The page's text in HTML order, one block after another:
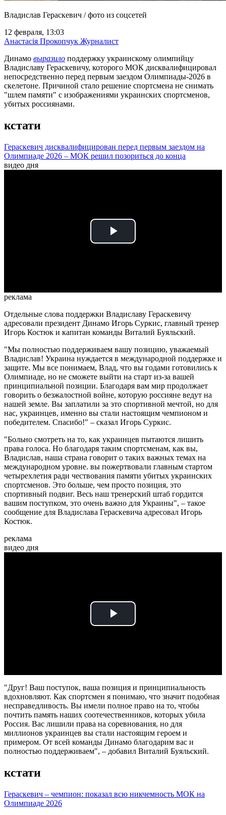
Владислав Гераскевич / фото из соцсетей
12 февраля, 13:03
Анастасія Прокопчук Журналист
Динамо выразило поддержку украинскому олимпийцу
Владиславу Гераскевичу, которого МОК дисквалифицировал
непосредственно перед первым заездом Олимпиады-2026 в
скелетоне. Причиной стало решение спортсмена не снимать
"шлем памяти" с изображениями украинских спортсменов,
убитых россиянами.
кстати
Гераскевич дисквалифицирован перед первым заездом на
Олимпиаде 2026 – МОК решил позориться до конца
видео дня
Play
реклама
Отдельные слова поддержки Владиславу Гераскевичу
адресовали президент Динамо Игорь Суркис, главный тренер
Игорь Костюк и капитан команды Виталий Буяльский.
"Мы полностью поддерживаем вашу позицию, уважаемый
Владислав! Украина нуждается в международной поддержке и
защите. Мы все понимаем, Влад, что вы годами готовились к
Олимпиаде, но не сможете выйти на старт из-за вашей
принципиальной позиции. Благодаря вам мир продолжает
говорить о безжалостной войне, которую россияне ведут на
нашей земле. Вы заплатили за это спортивной мечтой, но для
нас, украинцев, именно вы стали настоящим чемпионом и
победителем. Спасибо!" – сказал Игорь Суркис.
"Больно смотреть на то, как украинцев пытаются лишить
права голоса. Но благодаря таким спортсменам, как вы,
Владислав, наша страна говорит о таких важных темах на
международном уровне. вы пожертвовали главным стартом
четырехлетия ради чествования памяти убитых украинских
спортсменов. Это больше, чем просто позиция, это
спортивный подвиг. Весь наш тренерский штаб гордится
вашим поступком, это очень важно для Украины", – такое
сообщение для Владислава Гераскевича адресовал Игорь
Костюк.
реклама
видео дня
Play
"Друг! Ваш поступок, ваша позиция и принципиальность
вдохновляют. Как спортсмен я понимаю, что значит подобная
несправедливость. Вы имели полное право на то, чтобы
почтить память наших соотечественников, которых убила
Россия. Вас лишили права на соревнования, но для
миллионов украинцев вы стали настоящим героем и
примером. От всей команды Динамо благодарим вас и
полностью поддерживаем", – добавил Виталий Буяльский.
кстати
Гераскевич – чемпион: показал всю никчемность МОК на
Олимпиаде 2026